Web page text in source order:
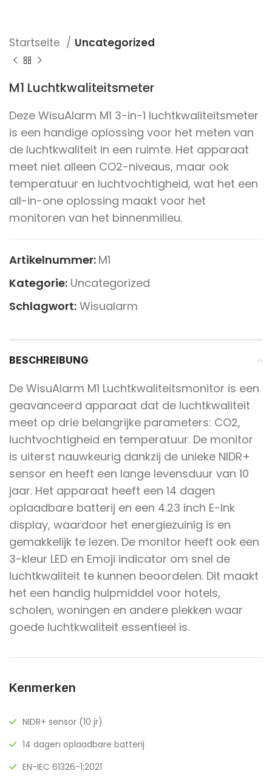
Startseite Uncategorized
M1 Luchtkwaliteitsmeter
Deze WisuAlarm M1 3-in-1 luchtkwaliteitsmeter
is een handige oplossing voor het meten van
de luchtkwaliteit in een ruimte. Het apparaat
meet niet alleen CO2-niveaus, maar ook
temperatuur en luchtvochtigheid, wat het een
all-in-one oplossing maakt voor het
monitoren van het binnenmilieu.
Artikelnummer: M1
Kategorie: Uncategorized
Schlagwort: Wisualarm
BESCHREIBUNG
De WisuAlarm M1 Luchtkwaliteitsmonitor is een
geavanceerd apparaat dat de luchtkwaliteit
meet op drie belangrijke parameters: CO2,
luchtvochtigheid en temperatuur. De monitor
is uiterst nauwkeurig dankzij de unieke NIDR+
sensor en heeft een lange levensduur van 10
jaar. Het apparaat heeft een 14 dagen
oplaadbare batterij en een 4.23 inch E-Ink
display, waardoor het energiezuinig is en
gemakkelijk te lezen. De monitor heeft ook een
3-kleur LED en Emoji indicator om snel de
luchtkwaliteit te kunnen beoordelen. Dit maakt
het een handig hulpmiddel voor hotels,
scholen, woningen en andere plekken waar
goede luchtkwaliteit essentieel is.
Kenmerken
NIDR+ sensor (10 jr)
14 dagen oplaadbare batterij
EN-IEC 61326-1:2021